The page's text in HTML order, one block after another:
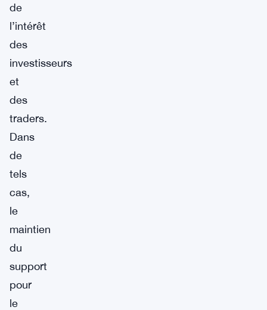
de
l’intérêt
des
investisseurs
et
des
traders.
Dans
de
tels
cas,
le
maintien
du
support
pour
le